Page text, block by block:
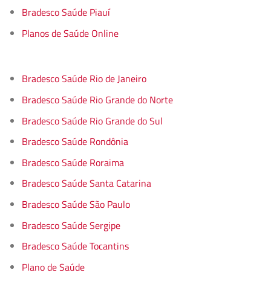
Bradesco Saúde Piauí
Planos de Saúde Online
Bradesco Saúde Rio de Janeiro
Bradesco Saúde Rio Grande do Norte
Bradesco Saúde Rio Grande do Sul
Bradesco Saúde Rondônia
Bradesco Saúde Roraima
Bradesco Saúde Santa Catarina
Bradesco Saúde São Paulo
Bradesco Saúde Sergipe
Bradesco Saúde Tocantins
Plano de Saúde